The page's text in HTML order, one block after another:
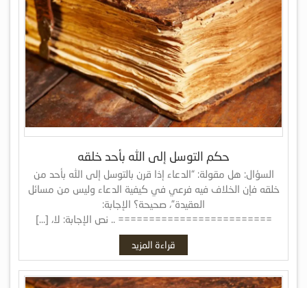
حكم التوسل إلى الله بأحد خلقه
السؤال: هل مقولة: “الدعاء إذا قرن بالتوسل إلى الله بأحد من
خلقه فإن الخلاف فيه فرعي في كيفية الدعاء وليس من مسائل
العقيدة”، صحيحة؟ الإجابة:
========================= .. نص الإجابة: لا، […]
قراءة المزيد